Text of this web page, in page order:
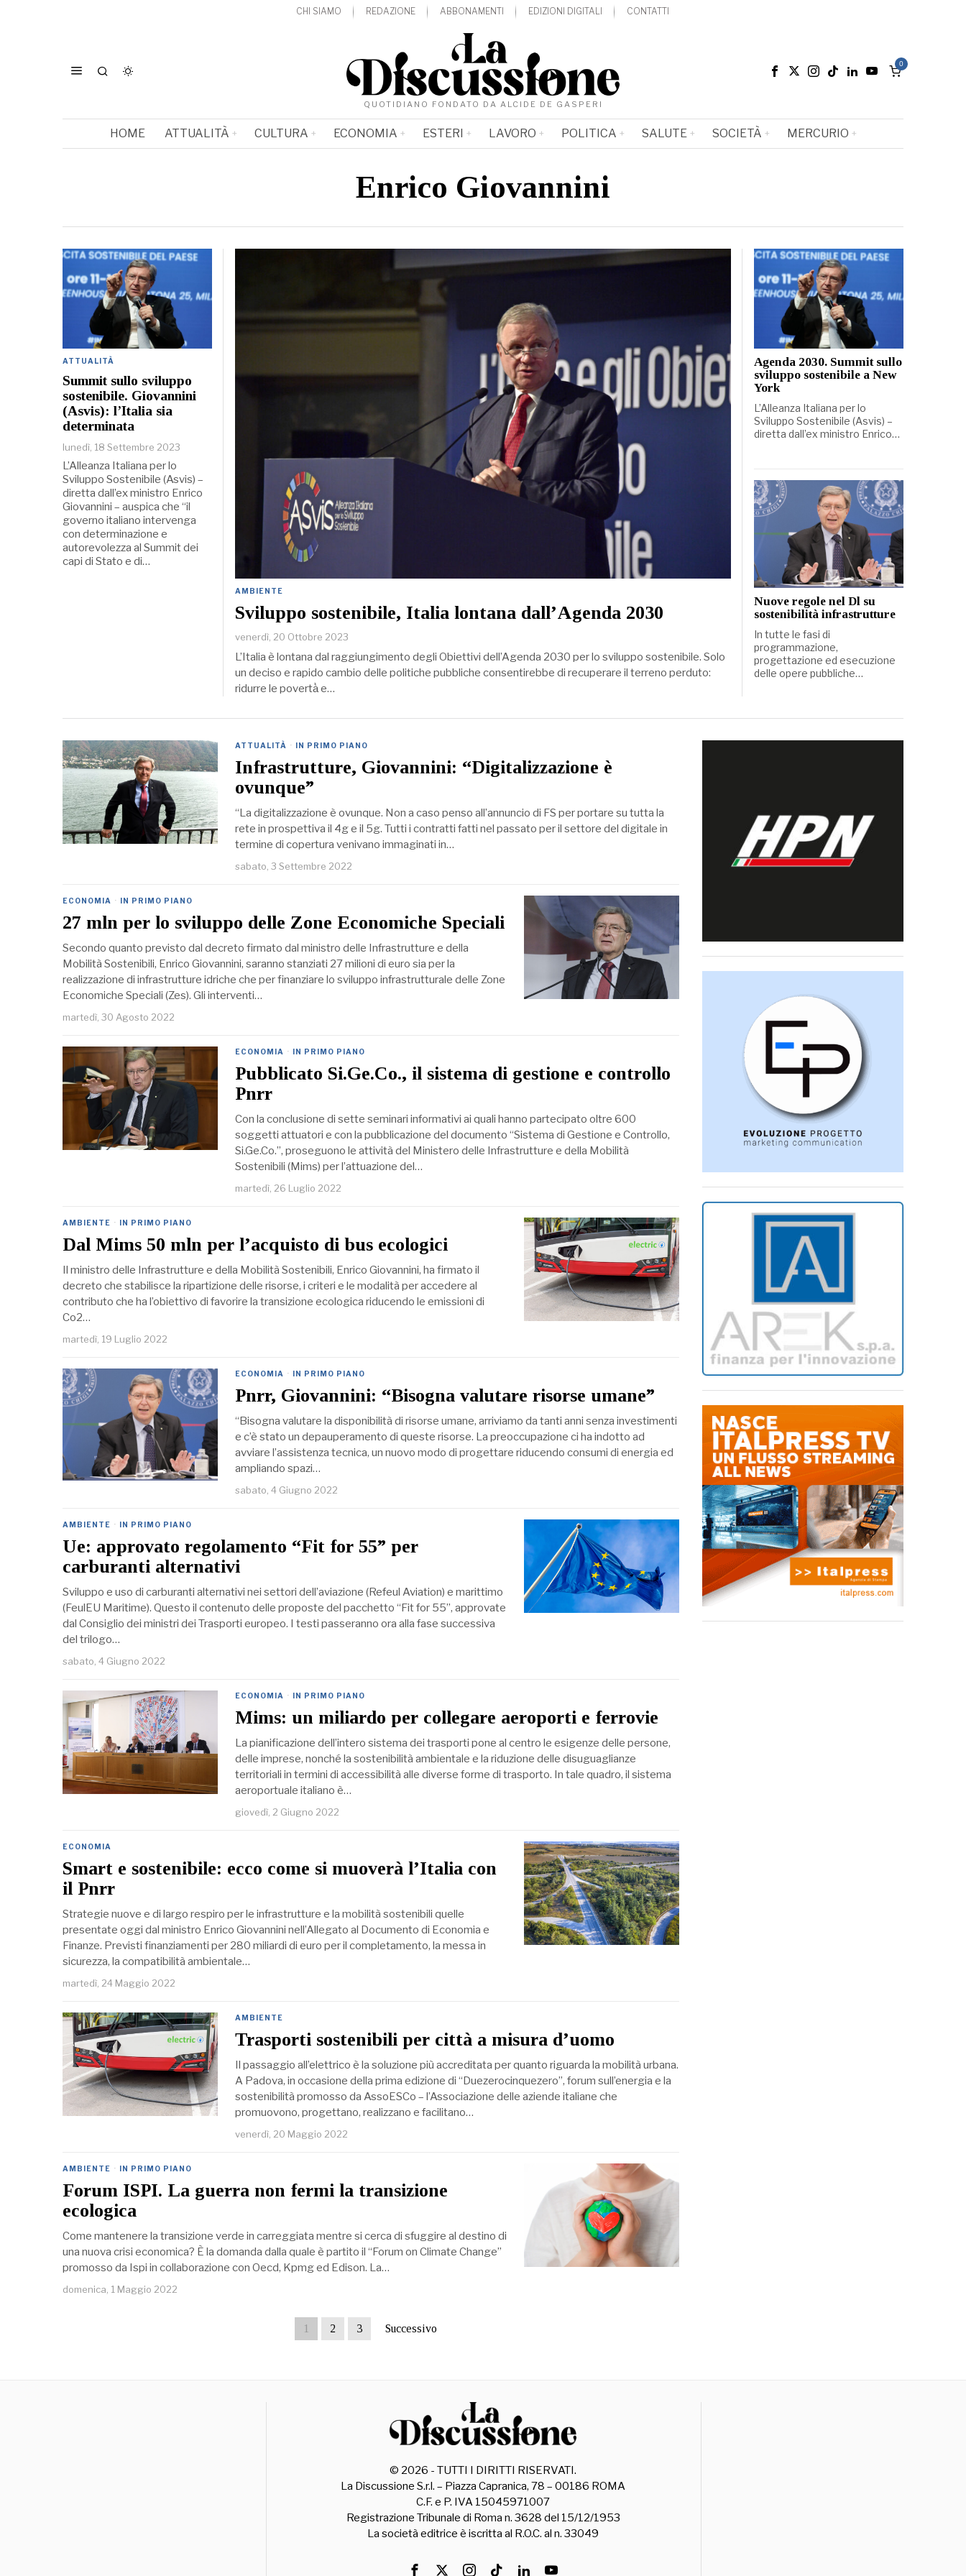
CHI SIAMO REDAZIONE ABBONAMENTI EDIZIONI DIGITALI CONTATTI
QUOTIDIANO FONDATO DA ALCIDE DE GASPERI
0
HOME ATTUALITÀ CULTURA ECONOMIA ESTERI LAVORO POLITICA SALUTE SOCIETÀ MERCURIO
Enrico Giovannini
AMBIENTE
Sviluppo sostenibile, Italia lontana dall’Agenda 2030
venerdì, 20 Ottobre 2023
L’Italia è lontana dal raggiungimento degli Obiettivi dell’Agenda 2030 per lo sviluppo sostenibile. Solo
un deciso e rapido cambio delle politiche pubbliche consentirebbe di recuperare il terreno perduto:
ridurre le povertà̀ e…
ATTUALITÀ
Summit sullo sviluppo
sostenibile. Giovannini
(Asvis): l’Italia sia
determinata
lunedì, 18 Settembre 2023
L’Alleanza Italiana per lo
Sviluppo Sostenibile (Asvis) –
diretta dall’ex ministro Enrico
Giovannini – auspica che “il
governo italiano intervenga
con determinazione e
autorevolezza al Summit dei
capi di Stato e di…
Agenda 2030. Summit sullo
sviluppo sostenibile a New
York
L’Alleanza Italiana per lo
Sviluppo Sostenibile (Asvis) –
diretta dall’ex ministro Enrico…
Nuove regole nel Dl su
sostenibilità infrastrutture
In tutte le fasi di
programmazione,
progettazione ed esecuzione
delle opere pubbliche…
ATTUALITÀ · IN PRIMO PIANO
Infrastrutture, Giovannini: “Digitalizzazione è
ovunque”
“La digitalizzazione è ovunque. Non a caso penso all’annuncio di FS per portare su tutta la
rete in prospettiva il 4g e il 5g. Tutti i contratti fatti nel passato per il settore del digitale in
termine di copertura venivano immaginati in…
sabato, 3 Settembre 2022
ECONOMIA · IN PRIMO PIANO
27 mln per lo sviluppo delle Zone Economiche Speciali
Secondo quanto previsto dal decreto firmato dal ministro delle Infrastrutture e della
Mobilità Sostenibili, Enrico Giovannini, saranno stanziati 27 milioni di euro sia per la
realizzazione di infrastrutture idriche che per finanziare lo sviluppo infrastrutturale delle Zone
Economiche Speciali (Zes). Gli interventi…
martedì, 30 Agosto 2022
ECONOMIA · IN PRIMO PIANO
Pubblicato Si.Ge.Co., il sistema di gestione e controllo
Pnrr
Con la conclusione di sette seminari informativi ai quali hanno partecipato oltre 600
soggetti attuatori e con la pubblicazione del documento “Sistema di Gestione e Controllo,
Si.Ge.Co.”, proseguono le attività del Ministero delle Infrastrutture e della Mobilità
Sostenibili (Mims) per l’attuazione del…
martedì, 26 Luglio 2022
AMBIENTE · IN PRIMO PIANO
Dal Mims 50 mln per l’acquisto di bus ecologici
Il ministro delle Infrastrutture e della Mobilità Sostenibili, Enrico Giovannini, ha firmato il
decreto che stabilisce la ripartizione delle risorse, i criteri e le modalità per accedere al
contributo che ha l’obiettivo di favorire la transizione ecologica riducendo le emissioni di
Co2…
martedì, 19 Luglio 2022
ECONOMIA · IN PRIMO PIANO
Pnrr, Giovannini: “Bisogna valutare risorse umane”
“Bisogna valutare la disponibilità di risorse umane, arriviamo da tanti anni senza investimenti
e c’è stato un depauperamento di queste risorse. La preoccupazione ci ha indotto ad
avviare l’assistenza tecnica, un nuovo modo di progettare riducendo consumi di energia ed
ampliando spazi…
sabato, 4 Giugno 2022
AMBIENTE · IN PRIMO PIANO
Ue: approvato regolamento “Fit for 55” per
carburanti alternativi
Sviluppo e uso di carburanti alternativi nei settori dell’aviazione (Refeul Aviation) e marittimo
(FeulEU Maritime). Questo il contenuto delle proposte del pacchetto “Fit for 55”, approvate
dal Consiglio dei ministri dei Trasporti europeo. I testi passeranno ora alla fase successiva
del trilogo…
sabato, 4 Giugno 2022
ECONOMIA · IN PRIMO PIANO
Mims: un miliardo per collegare aeroporti e ferrovie
La pianificazione dell’intero sistema dei trasporti pone al centro le esigenze delle persone,
delle imprese, nonché la sostenibilità ambientale e la riduzione delle disuguaglianze
territoriali in termini di accessibilità alle diverse forme di trasporto. In tale quadro, il sistema
aeroportuale italiano è…
giovedì, 2 Giugno 2022
ECONOMIA
Smart e sostenibile: ecco come si muoverà l’Italia con
il Pnrr
Strategie nuove e di largo respiro per le infrastrutture e la mobilità sostenibili quelle
presentate oggi dal ministro Enrico Giovannini nell’Allegato al Documento di Economia e
Finanze. Previsti finanziamenti per 280 miliardi di euro per il completamento, la messa in
sicurezza, la compatibilità ambientale…
martedì, 24 Maggio 2022
AMBIENTE
Trasporti sostenibili per città a misura d’uomo
Il passaggio all’elettrico è la soluzione più accreditata per quanto riguarda la mobilità urbana.
A Padova, in occasione della prima edizione di “Duezerocinquezero”, forum sull’energia e la
sostenibilità promosso da AssoESCo – l’Associazione delle aziende italiane che
promuovono, progettano, realizzano e facilitano…
venerdì, 20 Maggio 2022
AMBIENTE · IN PRIMO PIANO
Forum ISPI. La guerra non fermi la transizione
ecologica
Come mantenere la transizione verde in carreggiata mentre si cerca di sfuggire al destino di
una nuova crisi economica? È la domanda dalla quale è partito il “Forum on Climate Change”
promosso da Ispi in collaborazione con Oecd, Kpmg ed Edison. La…
domenica, 1 Maggio 2022
1 2 3 Successivo
© 2026 - TUTTI I DIRITTI RISERVATI.
La Discussione S.r.l. – Piazza Capranica, 78 – 00186 ROMA
C.F. e P. IVA 15045971007
Registrazione Tribunale di Roma n. 3628 del 15/12/1953
La società editrice è iscritta al R.O.C. al n. 33049